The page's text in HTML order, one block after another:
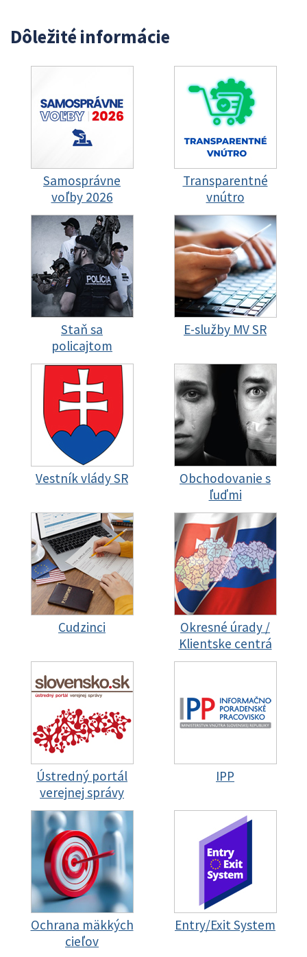
Dôležité informácie
Samosprávne
voľby 2026
Transparentné
vnútro
Staň sa
policajtom
E-služby MV SR
Vestník vlády SR
Obchodovanie s
ľuďmi
Cudzinci
Okresné úrady /
Klientske centrá
Ústredný portál
verejnej správy
IPP
Ochrana mäkkých
cieľov
Entry/Exit System